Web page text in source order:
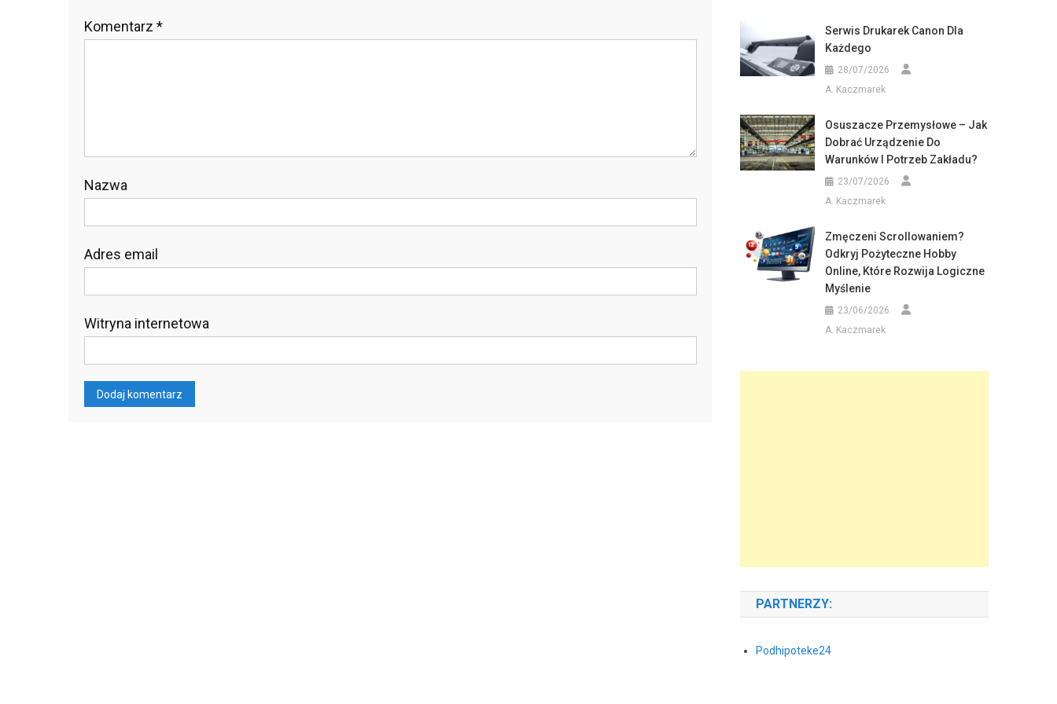
Komentarz *
Nazwa
Adres email
Witryna internetowa
Serwis Drukarek Canon Dla
Każdego
28/07/2026
A. Kaczmarek
Osuszacze Przemysłowe – Jak
Dobrać Urządzenie Do
Warunków I Potrzeb Zakładu?
23/07/2026
A. Kaczmarek
Zmęczeni Scrollowaniem?
Odkryj Pożyteczne Hobby
Online, Które Rozwija Logiczne
Myślenie
23/06/2026
A. Kaczmarek
PARTNERZY:
Podhipoteke24